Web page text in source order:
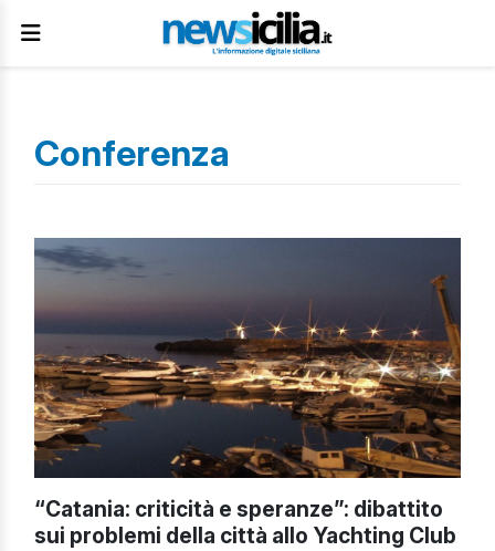
Conferenza
“Catania: criticità e speranze”: dibattito
sui problemi della città allo Yachting Club